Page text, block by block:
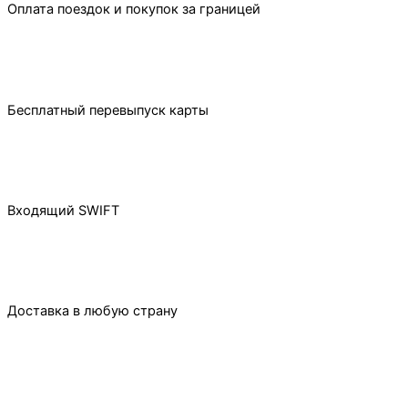
Оплата поездок и покупок за границей
Бесплатный перевыпуск карты
Входящий SWIFT
Доставка в любую страну